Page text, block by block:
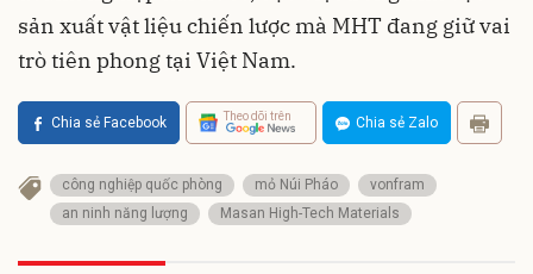
sản xuất vật liệu chiến lược mà MHT đang giữ vai
trò tiên phong tại Việt Nam.
Chia sẻ Facebook Theo dõi trên Chia sẻ Zalo
công nghiệp quốc phòng mỏ Núi Pháo
vonfram
an ninh năng lượng
Masan High-Tech Materials